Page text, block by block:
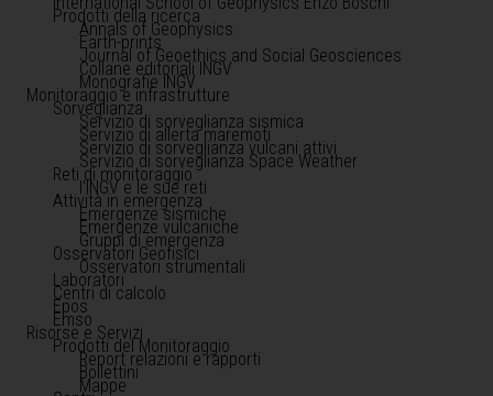
Prodotti della ricerca
Annals of Geophysics
Earth-prints
Journal of Geoethics and Social Geosciences
Collane editoriali INGV
Monografie INGV
Monitoraggio e infrastrutture
Sorveglianza
Servizio di sorveglianza sismica
Servizio di allerta maremoti
Servizio di sorveglianza vulcani attivi
Servizio di sorveglianza Space Weather
Reti di monitoraggio
l'INGV e le sue reti
Attività in emergenza
Emergenze sismiche
Emergenze vulcaniche
Gruppi di emergenza
Osservatori Geofisici
Osservatori strumentali
Laboratori
Centri di calcolo
Epos
Emso
Risorse e Servizi
Prodotti del Monitoraggio
Report relazioni e rapporti
Bollettini
Mappe